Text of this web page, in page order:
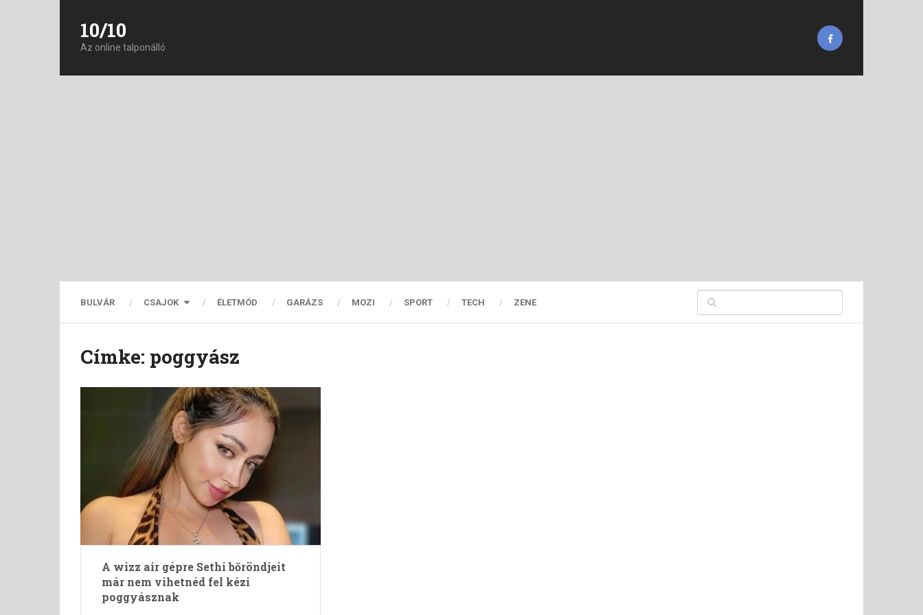
10/10
Az online talponálló
BULVÁR CSAJOK ÉLETMÓD GARÁZS MOZI SPORT TECH ZENE
Címke: poggyász
A wizz air gépre Sethi bőröndjeit
már nem vihetnéd fel kézi
poggyásznak